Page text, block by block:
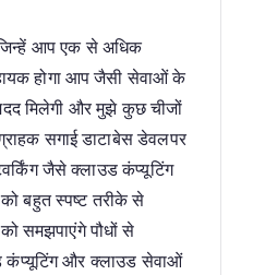
आप एक से अधिक
होगा आप जैसी सेवाओं के
मिलेगी और मुझे कुछ चीजों
सगाई डाटाबेस डेवलपर
जैसे क्लाउड कंप्यूटिंग
बहुत स्पष्ट तरीके से
समझपाएंगे पौधों से
कंप्यूटिंग और क्लाउड सेवाओं